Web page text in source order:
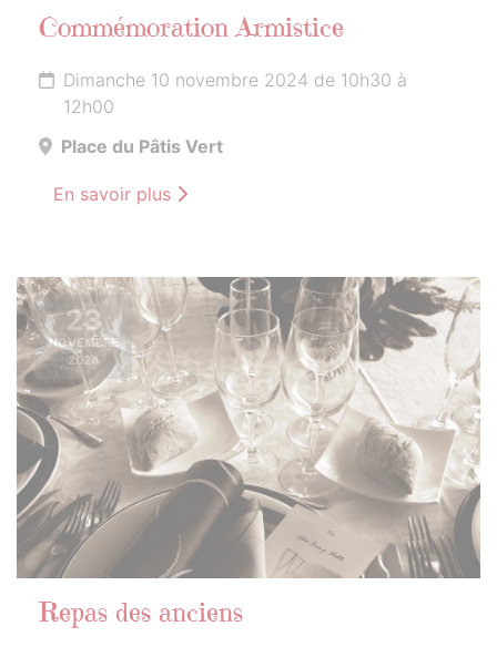
Commémoration Armistice
Dimanche 10 novembre 2024 de 10h30 à
12h00
Place du Pâtis Vert
En savoir plus
23
NOVEMBRE
2024
Repas des anciens